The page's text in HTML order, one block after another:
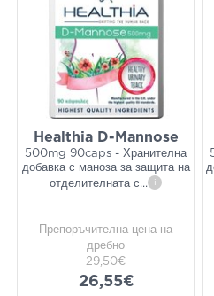
Healthia D-Mannose
500mg 90caps - Хранителна
добавка с маноза за защита на
отделителната с... i
Препоръчителна цена на
дребно
29,50€
26,55€